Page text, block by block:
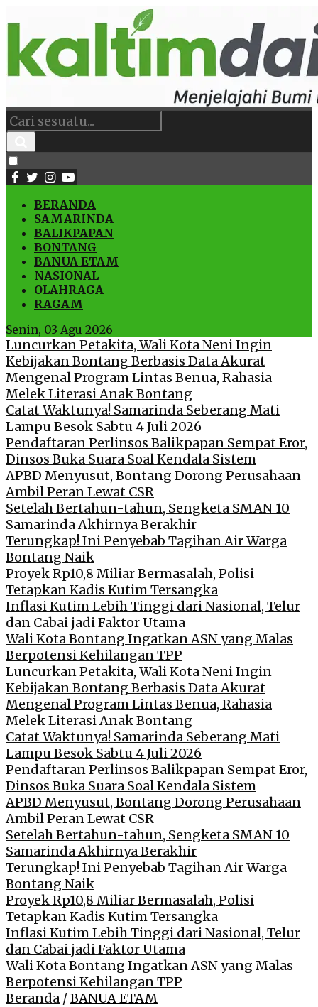
BERANDA
SAMARINDA
BALIKPAPAN
BONTANG
BANUA ETAM
NASIONAL
OLAHRAGA
RAGAM
Senin, 03 Agu 2026
Luncurkan Petakita, Wali Kota Neni Ingin
Kebijakan Bontang Berbasis Data Akurat
Mengenal Program Lintas Benua, Rahasia
Melek Literasi Anak Bontang
Catat Waktunya! Samarinda Seberang Mati
Lampu Besok Sabtu 4 Juli 2026
Pendaftaran Perlinsos Balikpapan Sempat Eror,
Dinsos Buka Suara Soal Kendala Sistem
APBD Menyusut, Bontang Dorong Perusahaan
Ambil Peran Lewat CSR
Setelah Bertahun-tahun, Sengketa SMAN 10
Samarinda Akhirnya Berakhir
Terungkap! Ini Penyebab Tagihan Air Warga
Bontang Naik
Proyek Rp10,8 Miliar Bermasalah, Polisi
Tetapkan Kadis Kutim Tersangka
Inflasi Kutim Lebih Tinggi dari Nasional, Telur
dan Cabai jadi Faktor Utama
Wali Kota Bontang Ingatkan ASN yang Malas
Berpotensi Kehilangan TPP
Luncurkan Petakita, Wali Kota Neni Ingin
Kebijakan Bontang Berbasis Data Akurat
Mengenal Program Lintas Benua, Rahasia
Melek Literasi Anak Bontang
Catat Waktunya! Samarinda Seberang Mati
Lampu Besok Sabtu 4 Juli 2026
Pendaftaran Perlinsos Balikpapan Sempat Eror,
Dinsos Buka Suara Soal Kendala Sistem
APBD Menyusut, Bontang Dorong Perusahaan
Ambil Peran Lewat CSR
Setelah Bertahun-tahun, Sengketa SMAN 10
Samarinda Akhirnya Berakhir
Terungkap! Ini Penyebab Tagihan Air Warga
Bontang Naik
Proyek Rp10,8 Miliar Bermasalah, Polisi
Tetapkan Kadis Kutim Tersangka
Inflasi Kutim Lebih Tinggi dari Nasional, Telur
dan Cabai jadi Faktor Utama
Wali Kota Bontang Ingatkan ASN yang Malas
Berpotensi Kehilangan TPP
Beranda /BANUA ETAM